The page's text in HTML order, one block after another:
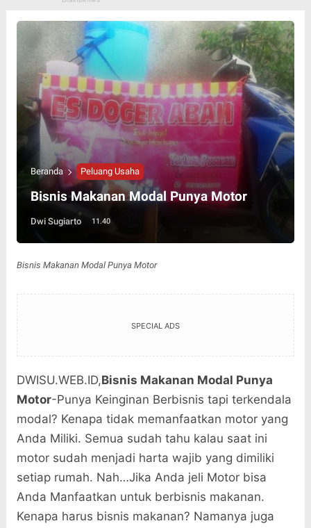
Beranda Peluang Usaha
Bisnis Makanan Modal Punya Motor
Dwi Sugiarto 11.40
Bisnis Makanan Modal Punya Motor
SPECIAL ADS
DWISU.WEB.ID,Bisnis Makanan Modal Punya
Motor-Punya Keinginan Berbisnis tapi terkendala
modal? Kenapa tidak memanfaatkan motor yang
Anda Miliki. Semua sudah tahu kalau saat ini
motor sudah menjadi harta wajib yang dimiliki
setiap rumah. Nah…Jika Anda jeli Motor bisa
Anda Manfaatkan untuk berbisnis makanan.
Kenapa harus bisnis makanan? Namanya juga